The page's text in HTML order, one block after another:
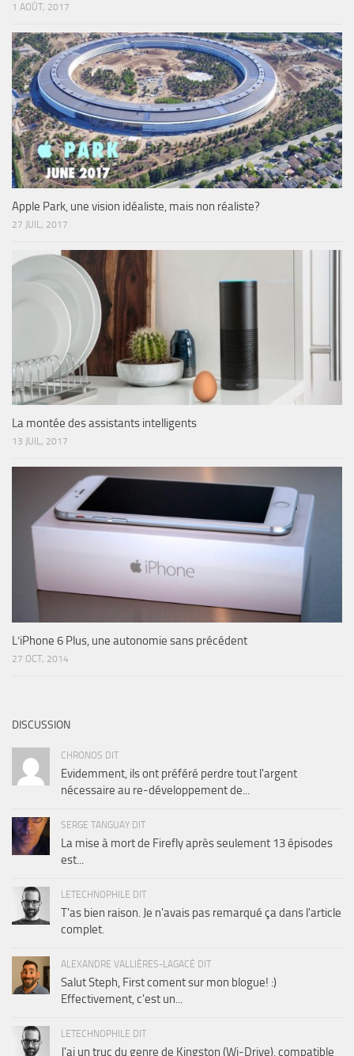
1 AOÛT, 2017
Apple Park, une vision idéaliste, mais non réaliste?
27 JUIL, 2017
La montée des assistants intelligents
13 JUIL, 2017
L’iPhone 6 Plus, une autonomie sans précédent
27 OCT, 2014
DISCUSSION
CHRONOS DIT
Evidemment, ils ont préféré perdre tout l'argent
nécessaire au re-développement de...
SERGE TANGUAY DIT
La mise à mort de Firefly après seulement 13 épisodes
est...
LETECHNOPHILE DIT
T'as bien raison. Je n'avais pas remarqué ça dans l'article
complet.
ALEXANDRE VALLIÈRES-LAGACÉ DIT
Salut Steph, First coment sur mon blogue! :)
Effectivement, c'est un...
LETECHNOPHILE DIT
J'ai un truc du genre de Kingston (Wi-Drive), compatible